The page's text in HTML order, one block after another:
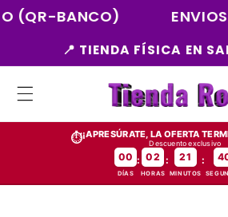
BANCO) ENVIOS POR
📍 TIENDA FÍSICA EN
⏱️¡APRESÚRATE, LA OFERTA
Descuento exclusivo
00
DÍAS
: 02
HORAS
: 21
MINUTOS
: